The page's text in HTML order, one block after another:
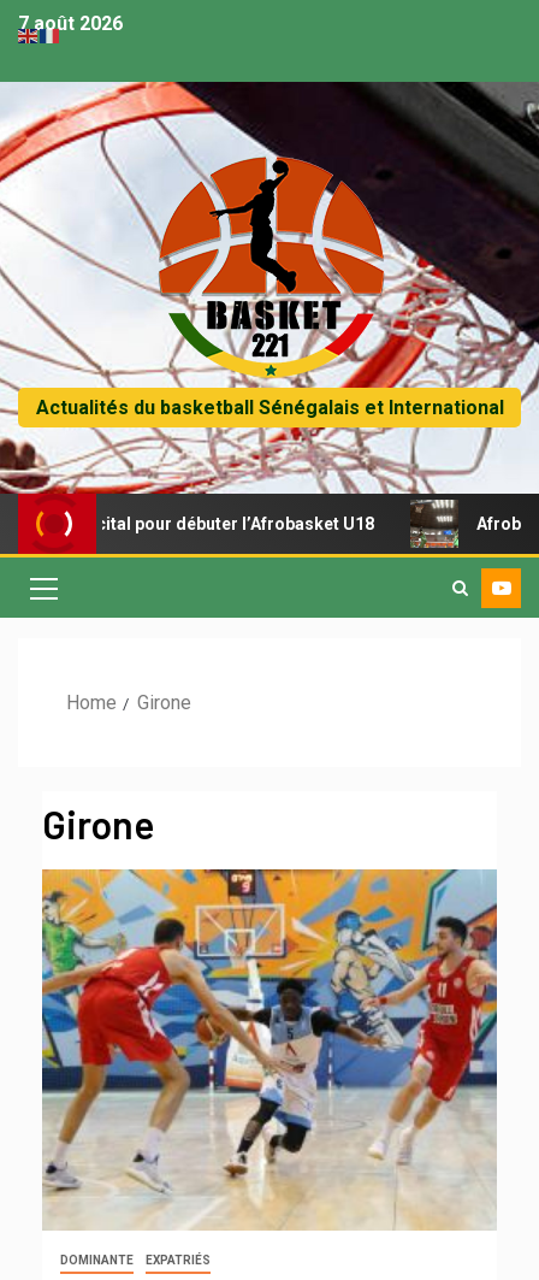
7 août 2026
Actualités du basketball Sénégalais et International
un récital pour débuter l’Afrobasket U18 Afrobasket
Home Girone
Girone
DOMINANTE EXPATRIÉS